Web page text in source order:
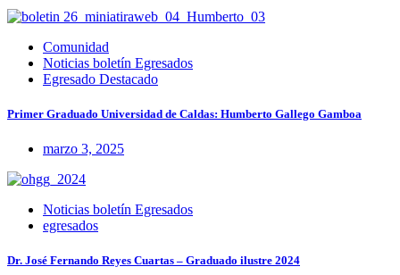
Comunidad
Noticias boletín Egresados
Egresado Destacado
Primer Graduado Universidad de Caldas: Humberto Gallego Gamboa
marzo 3, 2025
Noticias boletín Egresados
egresados
Dr. José Fernando Reyes Cuartas – Graduado ilustre 2024